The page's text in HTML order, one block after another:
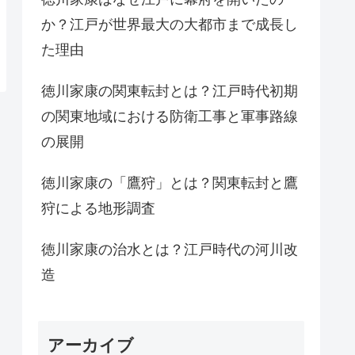
か？江戸が世界最大の大都市まで成長し
た理由
徳川家康の関東転封とは？江戸時代初期
の関東地域における防衛工事と軍事路線
の展開
徳川家康の「鷹狩」とは？関東転封と鷹
狩による地形調査
徳川家康の治水とは？江戸時代の河川改
造
アーカイブ